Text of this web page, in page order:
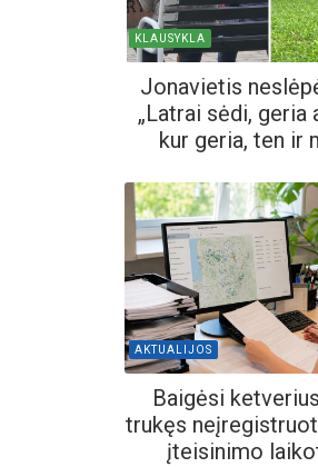
KLAUSYKLA
Jonavietis
„Latrai sėdi, geria
kur geria, ten ir
AKTUALIJOS
Baigėsi
trukęs
įteisinimo